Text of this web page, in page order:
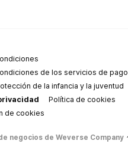
de los servicios de pago
de la infancia y la juventud
Política de cookies
de cookies
negocios de Weverse Company